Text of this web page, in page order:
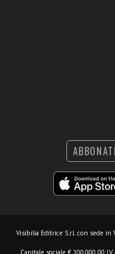
ABBONATI
Visibilia Editrice S.r.l. con sede in